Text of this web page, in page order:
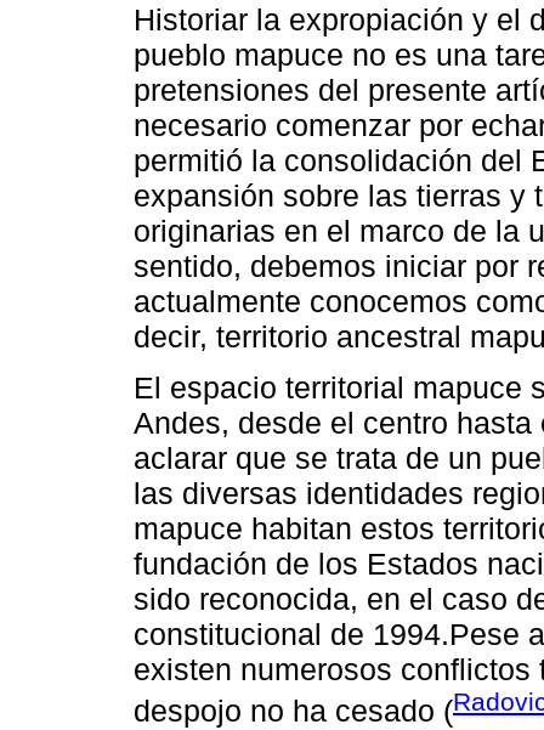
Historiar la expropiación y el
pueblo mapuce no es una
pretensiones del presente
necesario comenzar por
permitió la consolidación del
expansión sobre las tierras y
originarias en el marco de la
sentido, debemos iniciar por
actualmente conocemos
decir, territorio ancestral
El espacio territorial mapuce
Andes, desde el centro
aclarar que se trata de un
las diversas identidades
mapuce habitan estos
fundación de los Estados
sido reconocida, en el caso
constitucional de 1994.Pese
existen numerosos
despojo no ha cesado (